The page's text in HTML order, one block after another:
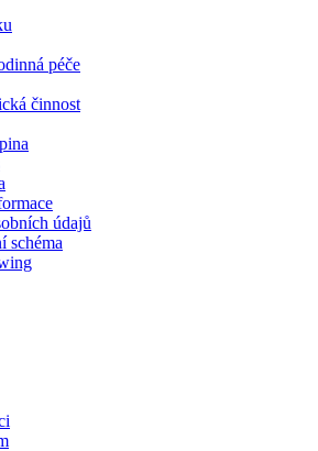
péče
činnost
údajů
schéma